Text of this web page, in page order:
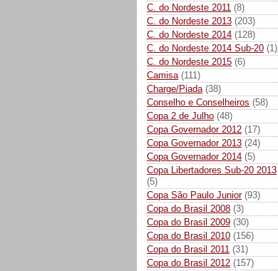
C. do Nordeste 2011 (8)
C. do Nordeste 2013 (203)
C. do Nordeste 2014 (128)
C. do Nordeste 2014 Sub-20 (1)
C. do Nordeste 2015 (6)
Camisa (111)
Charge/Piada (38)
Conselho e Conselheiros (58)
Copa 2 de Julho (48)
Copa Governador 2012 (17)
Copa Governador 2013 (24)
Copa Governador 2014 (5)
Copa Libertadores Sub-20 2013
(5)
Copa São Paulo Junior (93)
Copa do Brasil 2008 (3)
Copa do Brasil 2009 (30)
Copa do Brasil 2010 (156)
Copa do Brasil 2011 (31)
Copa do Brasil 2012 (157)